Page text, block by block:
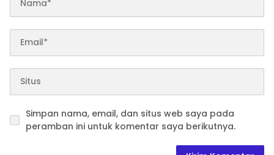
Simpan nama, email, dan situs web saya pada
peramban ini untuk komentar saya berikutnya.